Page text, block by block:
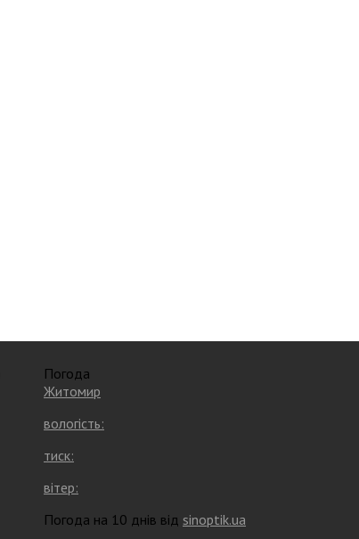
Погода
Житомир
вологість:
тиск:
вітер:
Погода на 10 днів від sinoptik.ua